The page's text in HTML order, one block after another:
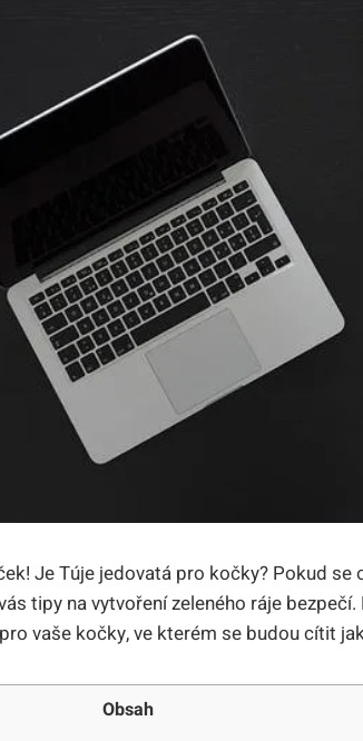
Je Túje jedovatá pro kočky? Pokud
tipy na vytvoření zeleného ráje
vaše kočky, ve kterém se budou cítit
Obsah